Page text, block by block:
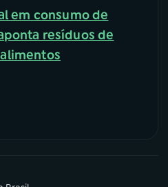
em consumo de
resíduos de